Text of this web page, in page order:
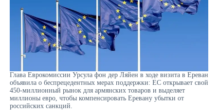
Глава Еврокомиссии Урсула фон дер Ляйен в ходе визита в Ереван
объявила о беспрецедентных мерах поддержки: ЕС открывает свой
450-миллионный рынок для армянских товаров и выделяет
миллионы евро, чтобы компенсировать Еревану убытки от
российских санкций.